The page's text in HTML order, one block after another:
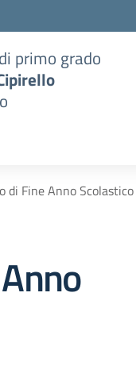
primo grado
di Fine Anno Scolastico